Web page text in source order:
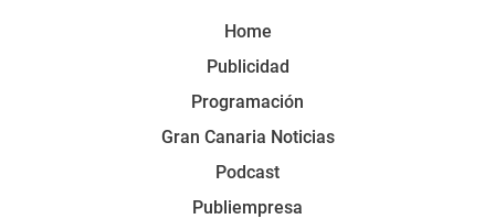
Home
Publicidad
Programación
Gran Canaria Noticias
Podcast
Publiempresa